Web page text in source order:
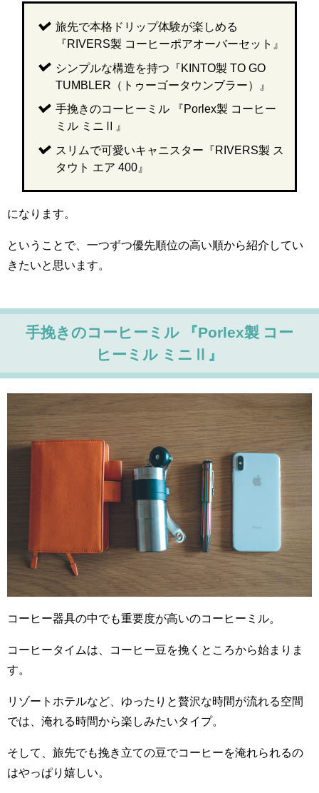
旅先で本格ドリップ体験が楽しめる
『RIVERS製 コーヒーポアオーバーセット』
シンプルな構造を持つ『KINTO製 TO GO
TUMBLER（トゥーゴータウンブラー）』
手挽きのコーヒーミル 『Porlex製 コーヒー
ミル ミニⅡ』
スリムで可愛いキャニスター『RIVERS製 ス
タウト エア 400』
になります。
ということで、一つずつ優先順位の高い順から紹介してい
きたいと思います。
手挽きのコーヒーミル 『Porlex製 コー
ヒーミル ミニⅡ』
コーヒー器具の中でも重要度が高いのコーヒーミル。
コーヒータイムは、コーヒー豆を挽くところから始まりま
す。
リゾートホテルなど、ゆったりと贅沢な時間が流れる空間
では、淹れる時間から楽しみたいタイプ。
そして、旅先でも挽き立ての豆でコーヒーを淹れられるの
はやっぱり嬉しい。